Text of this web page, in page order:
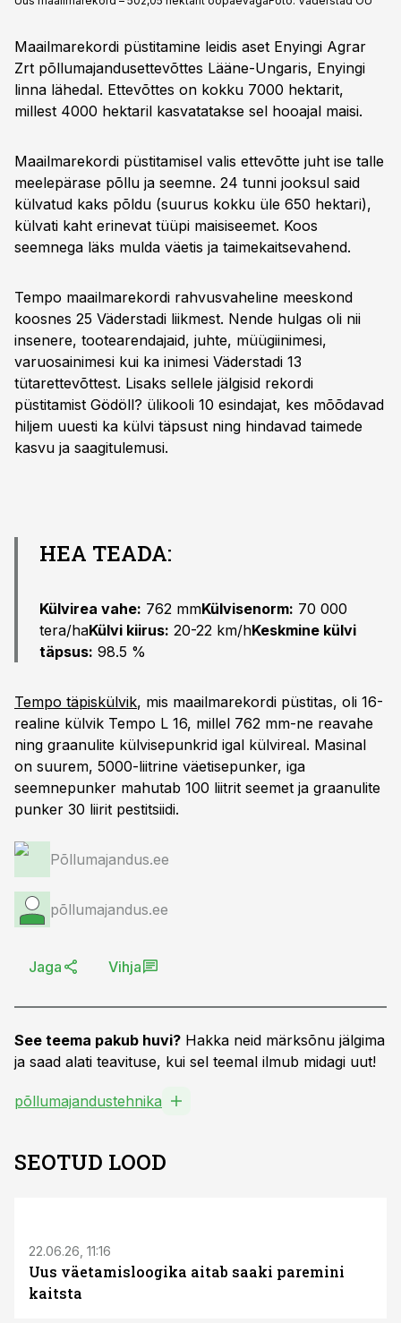
Maailmarekordi püstitamine leidis aset Enyingi Agrar
Zrt põllumajandusettevõttes Lääne-Ungaris, Enyingi
linna lähedal. Ettevõttes on kokku 7000 hektarit,
millest 4000 hektaril kasvatatakse sel hooajal maisi.
Maailmarekordi püstitamisel valis ettevõtte juht ise talle
meelepärase põllu ja seemne. 24 tunni jooksul said
külvatud kaks põldu (suurus kokku üle 650 hektari),
külvati kaht erinevat tüüpi maisiseemet. Koos
seemnega läks mulda väetis ja taimekaitsevahend.
Tempo maailmarekordi rahvusvaheline meeskond
koosnes 25 Väderstadi liikmest. Nende hulgas oli nii
insenere, tootearendajaid, juhte, müügiinimesi,
varuosainimesi kui ka inimesi Väderstadi 13
tütarettevõttest. Lisaks sellele jälgisid rekordi
püstitamist Gödöll? ülikooli 10 esindajat, kes mõõdavad
hiljem uuesti ka külvi täpsust ning hindavad taimede
kasvu ja saagitulemusi.
HEA TEADA:
Külvirea vahe: 762 mmKülvisenorm: 70 000
tera/haKülvi kiirus: 20-22 km/hKeskmine külvi
täpsus: 98.5 %
Tempo täpiskülvik, mis maailmarekordi püstitas, oli 16-
realine külvik Tempo L 16, millel 762 mm-ne reavahe
ning graanulite külvisepunkrid igal külvireal. Masinal
on suurem, 5000-liitrine väetisepunker, iga
seemnepunker mahutab 100 liitrit seemet ja graanulite
punker 30 liirit pestitsiidi.
Põllumajandus.ee
põllumajandus.ee
Jaga Vihja
See teema pakub huvi? Hakka neid märksõnu jälgima
ja saad alati teavituse, kui sel teemal ilmub midagi uut!
põllumajandustehnika
SEOTUD LOOD
22.06.26, 11:16
Uus väetamisloogika aitab saaki paremini
kaitsta